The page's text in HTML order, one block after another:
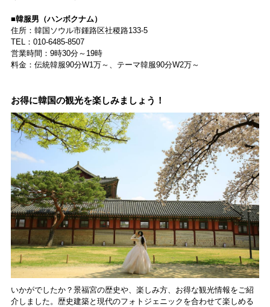
■韓服男（ハンボクナム）
住所：韓国ソウル市鍾路区社稷路133-5
TEL：010-6485-8507
営業時間：9時30分～19時
料金：伝統韓服90分W1万～、テーマ韓服90分W2万～
お得に韓国の観光を楽しみましょう！
いかがでしたか？景福宮の歴史や、楽しみ方、お得な観光情報をご紹
介しました。歴史建築と現代のフォトジェニックを合わせて楽しめる